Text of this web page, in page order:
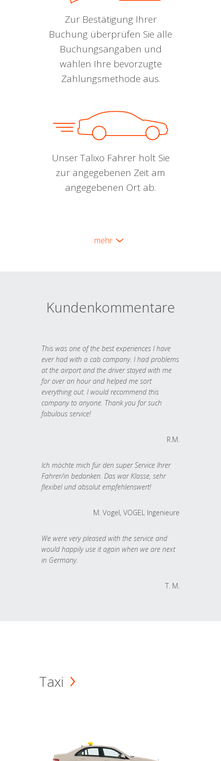
Zur Bestätigung Ihrer
Buchung überprüfen Sie alle
Buchungsangaben und
wählen Ihre bevorzugte
Zahlungsmethode aus.
Unser Talixo Fahrer holt Sie
zur angegebenen Zeit am
angegebenen Ort ab.
mehr
Kundenkommentare
This was one of the best experiences I have
ever had with a cab company. I had problems
at the airport and the driver stayed with me
for over an hour and helped me sort
everything out. I would recommend this
company to anyone. Thank you for such
fabulous service!
R.M.
Ich möchte mich für den super Service Ihrer
Fahrer/in bedanken. Das war Klasse, sehr
flexibel und absolut empfehlenswert!
M. Vogel, VOGEL Ingenieure
We were very pleased with the service and
would happily use it again when we are next
in Germany.
T. M.
Taxi